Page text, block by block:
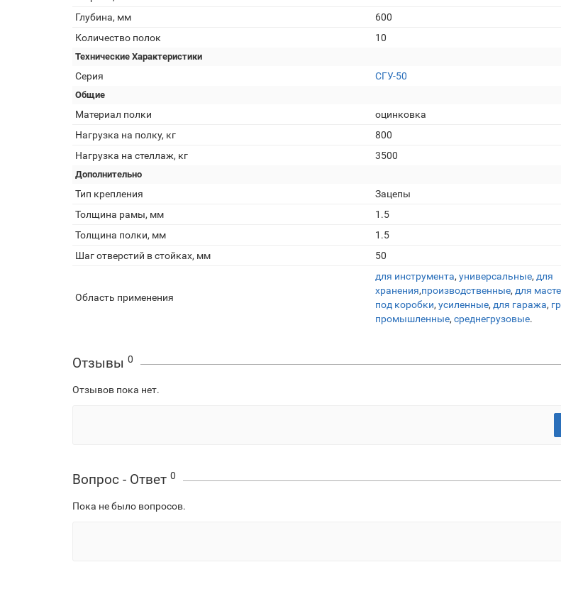
Глубина, мм
600
Количество полок
10
Технические Характеристики
Серия СГУ-50
Общие
Материал полки
оцинковка
Нагрузка на полку, кг
800
Нагрузка на стеллаж, кг
3500
Дополнительно
Тип крепления
Зацепы
Толщина рамы, мм
1.5
Толщина полки, мм
1.5
Шаг отверстий в стойках, мм
50
Область применения
для инструмента, универсальные, для
хранения,производственные, для
под коробки, усиленные, для гаража,
промышленные, среднегрузовые.
Отзывы 0
Отзывов пока нет.
Вопрос - Ответ 0
Пока не было вопросов.